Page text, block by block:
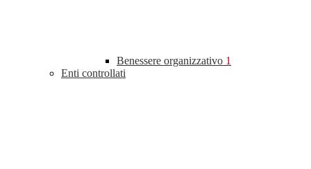
Benessere organizzativo 1
Enti controllati